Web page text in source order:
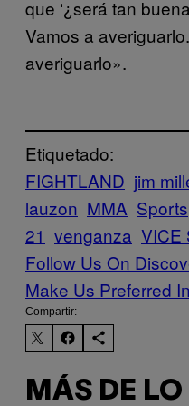
que ‘¿será tan
Vamos a
averiguarlo».
Etiquetado:
FIGHTLAND jim
lauzon MMA Sports
21 venganza VICE
Follow Us On
Make Us Preferred
Compartir:
MÁS DE